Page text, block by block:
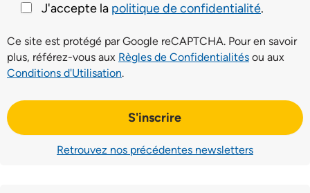
J'accepte la politique de confidentialité.
Ce site est protégé par Google reCAPTCHA. Pour en savoir
plus, référez-vous aux Règles de Confidentialités ou aux
Conditions d'Utilisation.
S'inscrire
Retrouvez nos précédentes newsletters